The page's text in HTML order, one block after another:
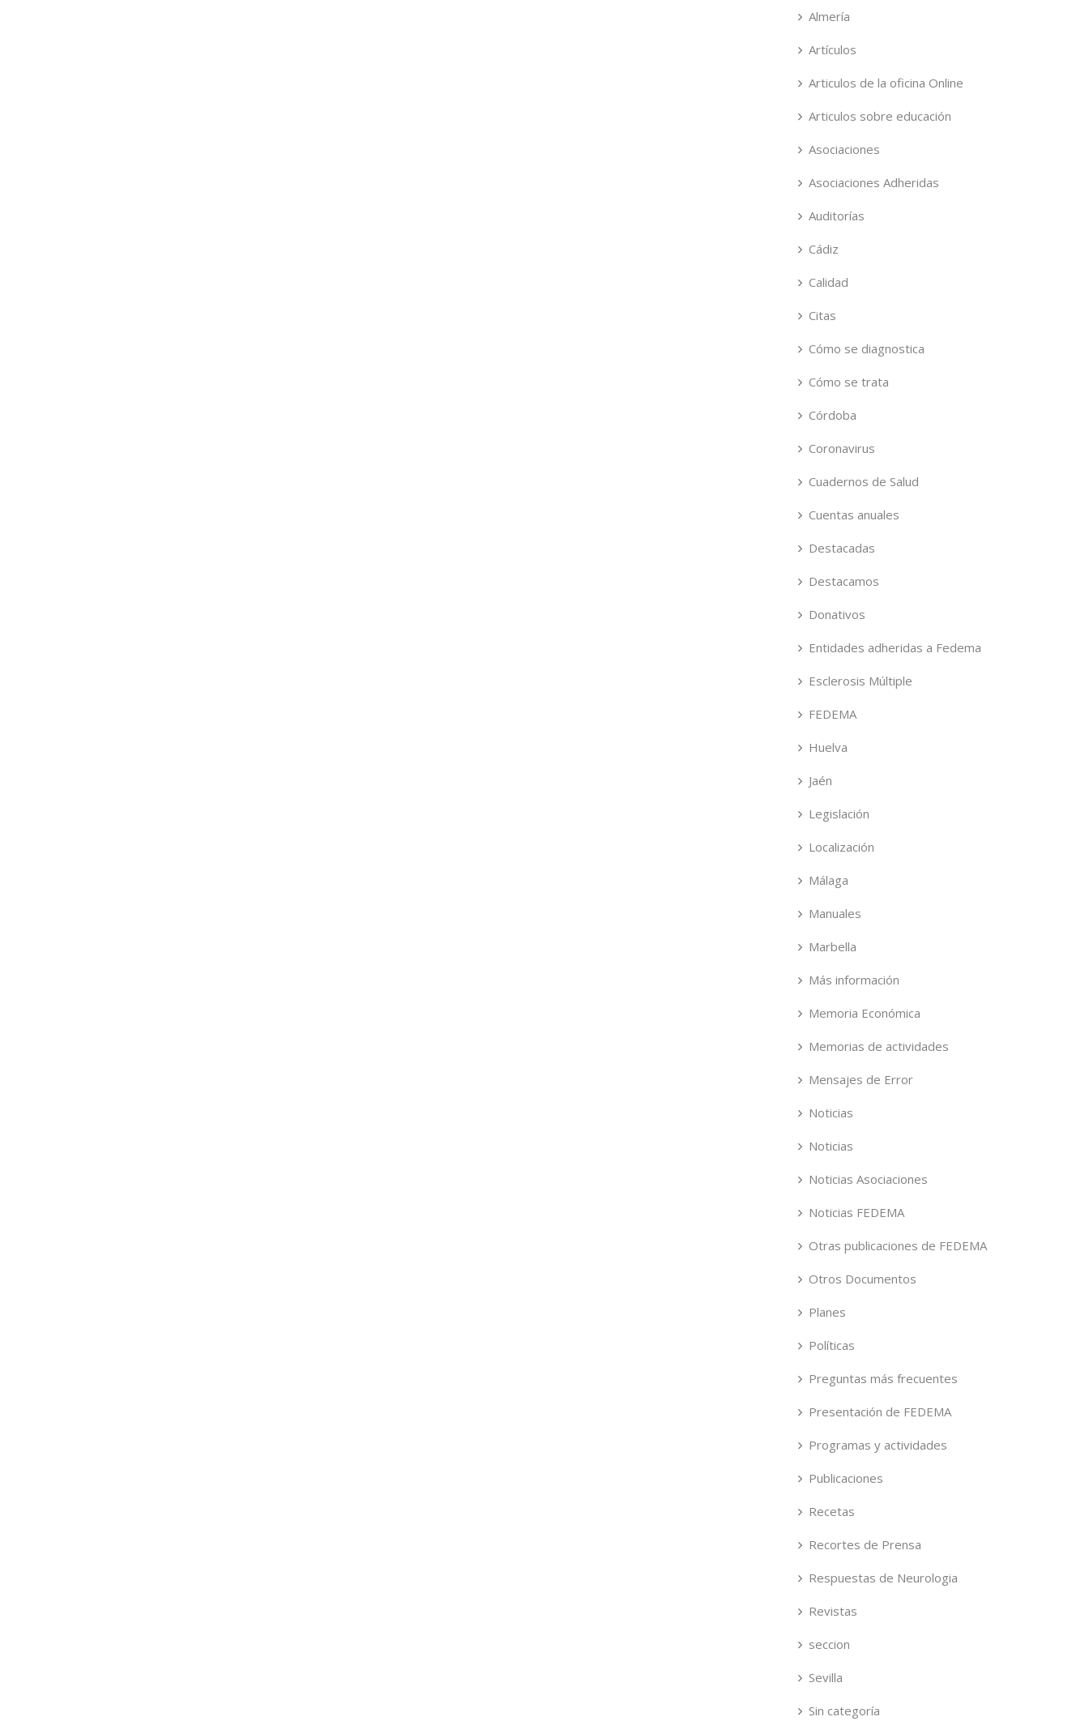
Almería
Artículos
Articulos de la oficina Online
Articulos sobre educación
Asociaciones
Asociaciones Adheridas
Auditorías
Cádiz
Calidad
Citas
Cómo se diagnostica
Cómo se trata
Córdoba
Coronavirus
Cuadernos de Salud
Cuentas anuales
Destacadas
Destacamos
Donativos
Entidades adheridas a Fedema
Esclerosis Múltiple
FEDEMA
Huelva
Jaén
Legislación
Localización
Málaga
Manuales
Marbella
Más información
Memoria Económica
Memorias de actividades
Mensajes de Error
Noticias
Noticias
Noticias Asociaciones
Noticias FEDEMA
Otras publicaciones de FEDEMA
Otros Documentos
Planes
Políticas
Preguntas más frecuentes
Presentación de FEDEMA
Programas y actividades
Publicaciones
Recetas
Recortes de Prensa
Respuestas de Neurologia
Revistas
seccion
Sevilla
Sin categoría